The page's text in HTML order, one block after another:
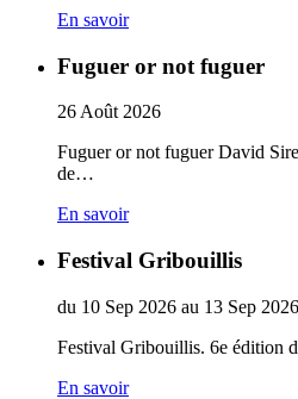
En savoir
Fuguer or not fuguer
26 Août 2026
Fuguer or not fuguer David
de…
En savoir
Festival Gribouillis
du 10 Sep 2026 au 13 Sep 2026
Festival Gribouillis. 6e édition
En savoir